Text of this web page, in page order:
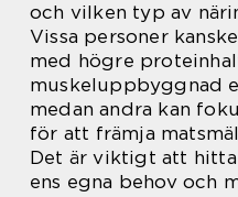
och vilken typ av
Vissa personer
med högre
muskeluppbyggnad
medan andra kan
för att främja
Det är viktigt att
ens egna behov och